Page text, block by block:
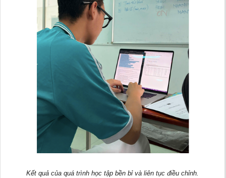
Kết quả của quá trình học tập bền bỉ và liên tục điều chỉnh.